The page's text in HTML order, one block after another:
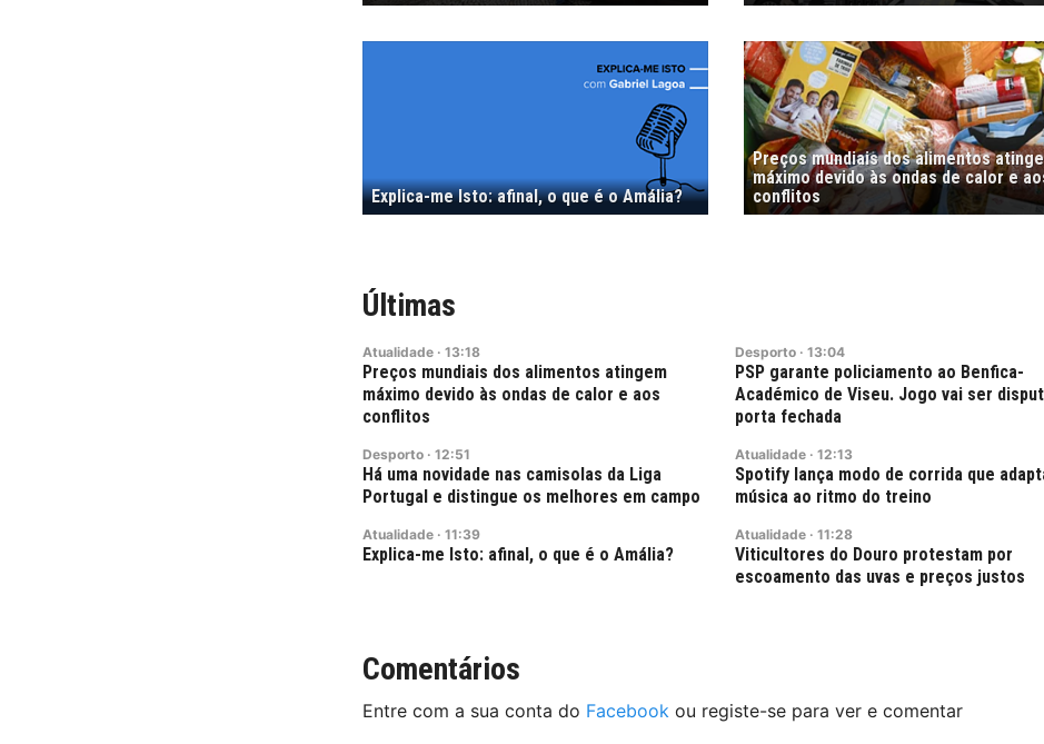
Explica-me Isto: afinal, o que é o Amália?
Preços mundiais dos alimentos
máximo devido às ondas de calor e
conflitos
Últimas
Atualidade · 13:18
Preços mundiais dos alimentos atingem
máximo devido às ondas de calor e aos
conflitos
Desporto · 13:04
PSP garante policiamento ao Benfica-
Académico de Viseu. Jogo vai ser
porta fechada
Desporto · 12:51
Há uma novidade nas camisolas da Liga
Portugal e distingue os melhores em campo
Atualidade · 12:13
Spotify lança modo de corrida que
música ao ritmo do treino
Atualidade · 11:39
Explica-me Isto: afinal, o que é o Amália?
Atualidade · 11:28
Viticultores do Douro protestam por
escoamento das uvas e preços justos
Comentários
Entre com a sua conta do Facebook ou registe-se para ver e comentar